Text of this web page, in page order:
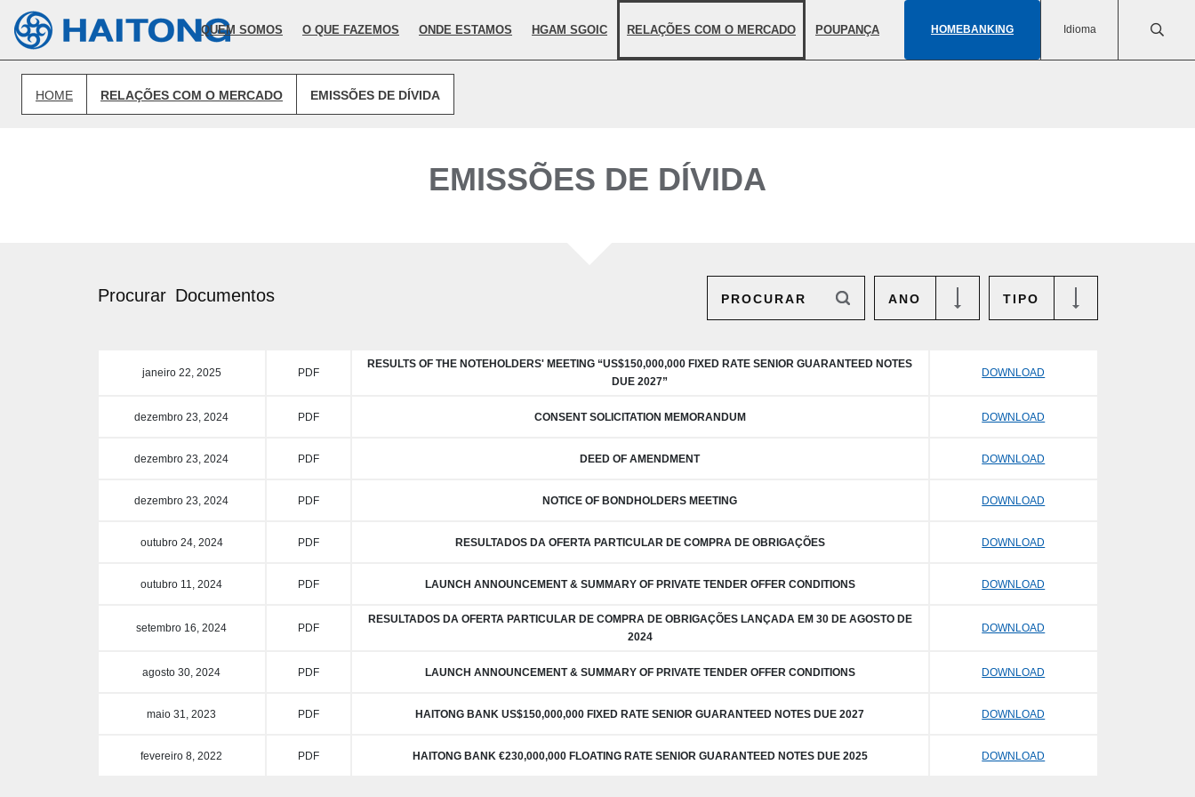
O conteúdo atual não existe no idioma que selecionou.
QUEM SOMOS O QUE FAZEMOS ONDE ESTAMOS HGAM SGOIC RELAÇÕES COM O MERCADO POUPANÇA HOMEBANKING Idioma
HOME RELAÇÕES COM O MERCADO EMISSÕES DE DÍVIDA
EMISSÕES DE DÍVIDA
Procurar Documentos PROCURAR ANO TIPO
janeiro 22, 2025 PDF
RESULTS OF THE NOTEHOLDERS' MEETING “US$150,000,000 FIXED RATE SENIOR GUARANTEED NOTES
DUE 2027”
DOWNLOAD
dezembro 23, 2024 PDF CONSENT SOLICITATION MEMORANDUM DOWNLOAD
dezembro 23, 2024 PDF DEED OF AMENDMENT DOWNLOAD
dezembro 23, 2024 PDF NOTICE OF BONDHOLDERS MEETING DOWNLOAD
outubro 24, 2024 PDF RESULTADOS DA OFERTA PARTICULAR DE COMPRA DE OBRIGAÇÕES DOWNLOAD
outubro 11, 2024 PDF LAUNCH ANNOUNCEMENT & SUMMARY OF PRIVATE TENDER OFFER CONDITIONS DOWNLOAD
setembro 16, 2024 PDF
RESULTADOS DA OFERTA PARTICULAR DE COMPRA DE OBRIGAÇÕES LANÇADA EM 30 DE AGOSTO DE
2024
DOWNLOAD
agosto 30, 2024 PDF LAUNCH ANNOUNCEMENT & SUMMARY OF PRIVATE TENDER OFFER CONDITIONS DOWNLOAD
maio 31, 2023 PDF HAITONG BANK US$150,000,000 FIXED RATE SENIOR GUARANTEED NOTES DUE 2027 DOWNLOAD
fevereiro 8, 2022 PDF HAITONG BANK €230,000,000 FLOATING RATE SENIOR GUARANTEED NOTES DUE 2025 DOWNLOAD